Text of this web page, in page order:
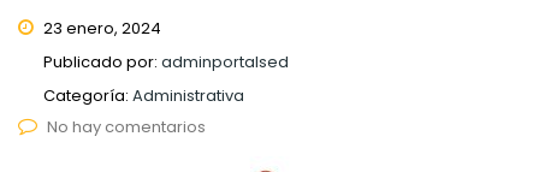
23 enero, 2024
Publicado por: adminportalsed
Categoría: Administrativa
No hay comentarios